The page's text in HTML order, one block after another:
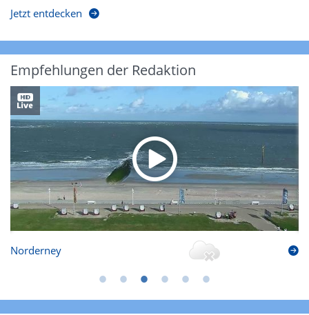
Jetzt entdecken
Empfehlungen der Redaktion
Norderney